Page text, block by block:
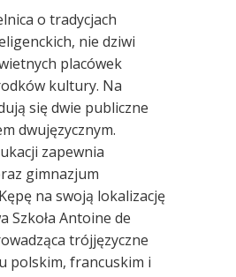
o tradycjach
nie dziwi
placówek
kultury. Na
się dwie publiczne
dwujęzycznym.
zapewnia
gimnazjum
na swoją lokalizację
Szkoła Antoine de
trójjęzyczne
polskim, francuskim i